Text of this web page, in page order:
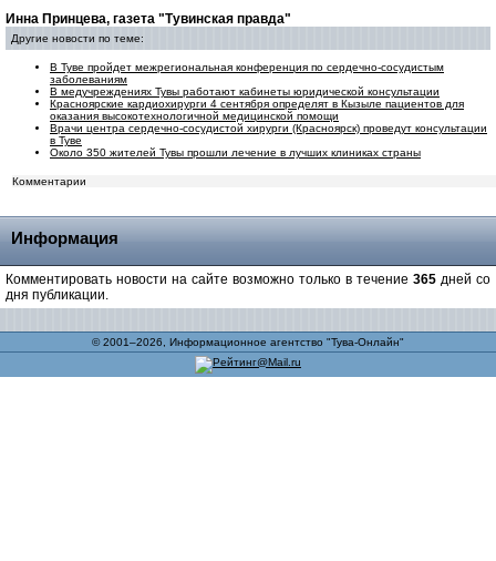
Инна Принцева, газета "Тувинская правда"
Другие новости по теме:
В Туве пройдет межрегиональная конференция по сердечно-сосудистым
заболеваниям
В медучреждениях Тувы работают кабинеты юридической консультации
Красноярские кардиохирурги 4 сентября определят в Кызыле пациентов для
оказания высокотехнологичной медицинской помощи
Врачи центра сердечно-сосудистой хирурги (Красноярск) проведут консультации
в Туве
Около 350 жителей Тувы прошли лечение в лучших клиниках страны
Комментарии
Информация
Комментировать новости на сайте возможно только в течение 365 дней со
дня публикации.
© 2001–2026, Информационное агентство "Тува-Онлайн"